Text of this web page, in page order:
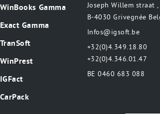
WinBooks Gamma
Exact Gamma
TranSoft
WinPrest
IGFact
CarPack
Joseph Willem straat ,
B-4030 Grivegnée
Infos@igsoft.be
+32(0)4.349.18.80
+32(0)4.346.01.47
BE 0460 683 088